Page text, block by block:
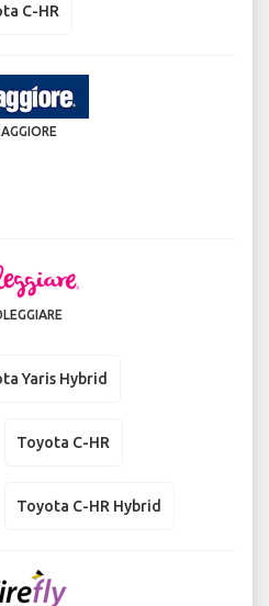
C-HR
Yaris Hybrid
Toyota C-HR
Toyota C-HR Hybrid